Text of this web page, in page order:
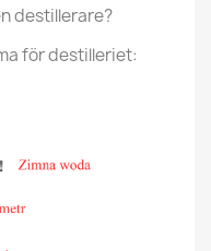
destillerare?
för destilleriet: